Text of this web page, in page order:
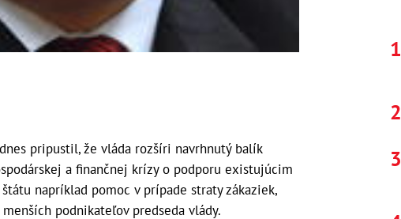
pripustil, že vláda rozšíri navrhnutý balík
a finančnej krízy o podporu existujúcim
napríklad pomoc v prípade straty zákaziek,
podnikateľov predseda vlády.